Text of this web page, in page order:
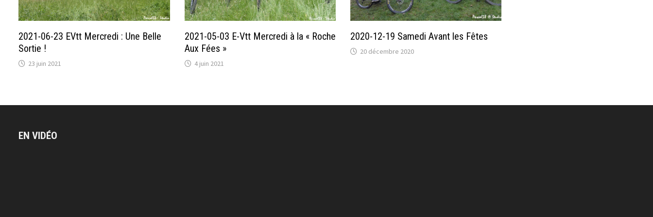
2021-06-23 EVtt Mercredi : Une Belle
Sortie !
23 juin 2021
2021-05-03 E-Vtt Mercredi à la « Roche
Aux Fées »
4 juin 2021
2020-12-19 Samedi Avant les Fêtes
20 décembre 2020
EN VIDÉO